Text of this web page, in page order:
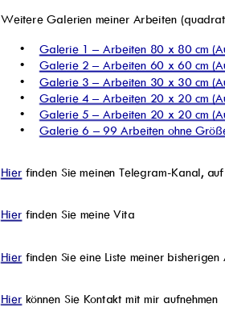
Weitere Galerien meiner Arbeiten
•Galerie 1 – Arbeiten 80 x 80 cm
•Galerie 2 – Arbeiten 60 x 60 cm
•Galerie 3 – Arbeiten 30 x 30 cm
•Galerie 4 – Arbeiten 20 x 20 cm
•Galerie 5 – Arbeiten 20 x 20 cm
•Galerie 6 – 99 Arbeiten ohne
Hier finden Sie meinen Telegram-Kanal,
Hier finden Sie meine Vita
Hier finden Sie eine Liste meiner
Hier können Sie Kontakt mit mir aufnehmen